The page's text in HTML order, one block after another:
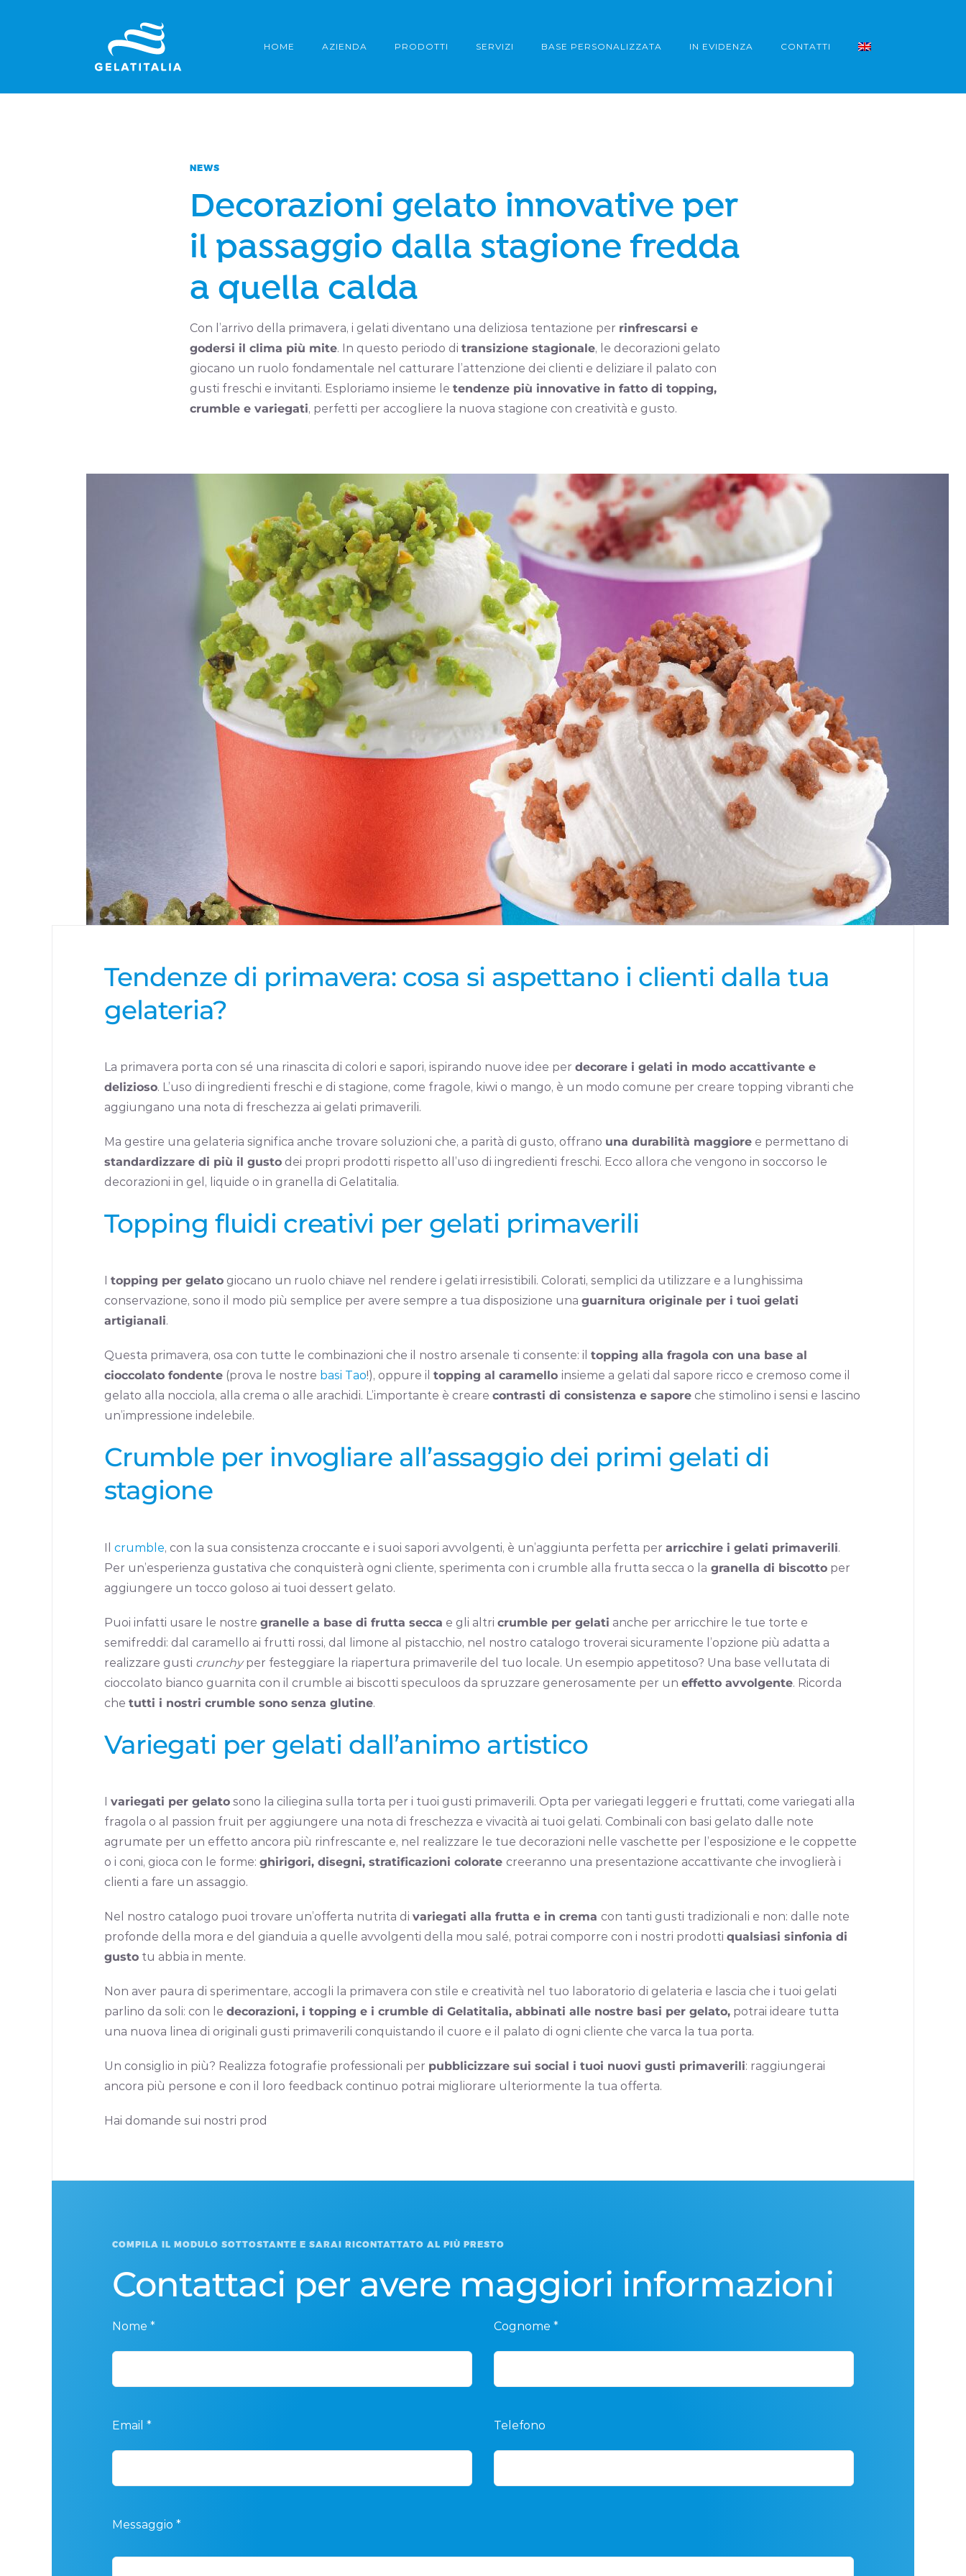
HOME AZIENDA PRODOTTI SERVIZI BASE PERSONALIZZATA IN EVIDENZA CONTATTI
NEWS
Decorazioni gelato innovative per
il passaggio dalla stagione fredda
a quella calda
Con l’arrivo della primavera, i gelati diventano una deliziosa tentazione per rinfrescarsi e
godersi il clima più mite. In questo periodo di transizione stagionale, le decorazioni gelato
giocano un ruolo fondamentale nel catturare l’attenzione dei clienti e deliziare il palato con
gusti freschi e invitanti. Esploriamo insieme le tendenze più innovative in fatto di topping,
crumble e variegati, perfetti per accogliere la nuova stagione con creatività e gusto.
Tendenze di primavera: cosa si aspettano i clienti dalla tua
gelateria?
La primavera porta con sé una rinascita di colori e sapori, ispirando nuove idee per decorare i gelati in modo accattivante e
delizioso. L’uso di ingredienti freschi e di stagione, come fragole, kiwi o mango, è un modo comune per creare topping vibranti che
aggiungano una nota di freschezza ai gelati primaverili.
Ma gestire una gelateria significa anche trovare soluzioni che, a parità di gusto, offrano una durabilità maggiore e permettano di
standardizzare di più il gusto dei propri prodotti rispetto all’uso di ingredienti freschi. Ecco allora che vengono in soccorso le
decorazioni in gel, liquide o in granella di Gelatitalia.
Topping fluidi creativi per gelati primaverili
topping per gelato giocano un ruolo chiave nel rendere i gelati irresistibili. Colorati, semplici da utilizzare e a lunghissima
conservazione, sono il modo più semplice per avere sempre a tua disposizione una guarnitura originale per i tuoi gelati
artigianali.
Questa primavera, osa con tutte le combinazioni che il nostro arsenale ti consente: il topping alla fragola con una base al
cioccolato fondente (prova le nostre basi Tao!), oppure il topping al caramello insieme a gelati dal sapore ricco e cremoso come il
gelato alla nocciola, alla crema o alle arachidi. L’importante è creare contrasti di consistenza e sapore che stimolino i sensi e lascino
un’impressione indelebile.
Crumble per invogliare all’assaggio dei primi gelati di
stagione
Il crumble, con la sua consistenza croccante e i suoi sapori avvolgenti, è un’aggiunta perfetta per arricchire i gelati primaverili.
Per un’esperienza gustativa che conquisterà ogni cliente, sperimenta con i crumble alla frutta secca o la granella di biscotto per
aggiungere un tocco goloso ai tuoi dessert gelato.
Puoi infatti usare le nostre granelle a base di frutta secca e gli altri crumble per gelati anche per arricchire le tue torte e
semifreddi: dal caramello ai frutti rossi, dal limone al pistacchio, nel nostro catalogo troverai sicuramente l’opzione più adatta a
realizzare gusti crunchyper festeggiare la riapertura primaverile del tuo locale. Un esempio appetitoso? Una base vellutata di
cioccolato bianco guarnita con il crumble ai biscotti speculoos da spruzzare generosamente per un effetto avvolgente. Ricorda
che tutti i nostri crumble sono senza glutine.
Variegati per gelati dall’animo artistico
I variegati per gelato sono la ciliegina sulla torta per i tuoi gusti primaverili. Opta per variegati leggeri e fruttati, come variegati alla
fragola o al passion fruit per aggiungere una nota di freschezza e vivacità ai tuoi gelati. Combinali con basi gelato dalle note
agrumate per un effetto ancora più rinfrescante e, nel realizzare le tue decorazioni nelle vaschette per l’esposizione e le coppette
o i coni, gioca con le forme: ghirigori, disegni, stratificazioni colorate creeranno una presentazione accattivante che invoglierà i
clienti a fare un assaggio.
Nel nostro catalogo puoi trovare un’offerta nutrita di variegati alla frutta e in crema con tanti gusti tradizionali e non: dalle note
profonde della mora e del gianduia a quelle avvolgenti della mou salé, potrai comporre con i nostri prodotti qualsiasi sinfonia di
gusto tu abbia in mente.
Non aver paura di sperimentare, accogli la primavera con stile e creatività nel tuo laboratorio di gelateria e lascia che i tuoi gelati
parlino da soli: con le decorazioni, i topping e i crumble di Gelatitalia, abbinati alle nostre basi per gelato, potrai ideare tutta
una nuova linea di originali gusti primaverili conquistando il cuore e il palato di ogni cliente che varca la tua porta.
Un consiglio in più? Realizza fotografie professionali per pubblicizzare sui social i tuoi nuovi gusti primaverili: raggiungerai
ancora più persone e con il loro feedback continuo potrai migliorare ulteriormente la tua offerta.
Hai domande sui nostri prod
COMPILA IL MODULO SOTTOSTANTE E SARAI RICONTATTATO AL PIÙ PRESTO
Contattaci per avere maggiori informazioni
Nome * Cognome *
Email * Telefono
Messaggio *